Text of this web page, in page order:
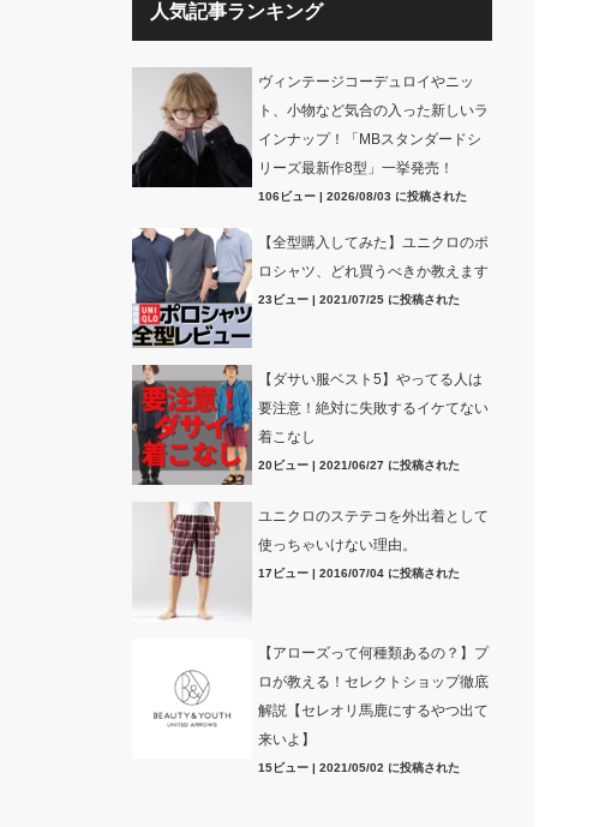
人気記事ランキング
ヴィンテージコーデュロイやニッ
ト、小物など気合の入った新しいラ
インナップ！「MBスタンダードシ
リーズ最新作8型」一挙発売！
106ビュー| 2026/08/03 に投稿された
【全型購入してみた】ユニクロのポ
ロシャツ、どれ買うべきか教えます
23ビュー| 2021/07/25 に投稿された
【ダサい服ベスト5】やってる人は
要注意！絶対に失敗するイケてない
着こなし
20ビュー| 2021/06/27 に投稿された
ユニクロのステテコを外出着として
使っちゃいけない理由。
17ビュー| 2016/07/04 に投稿された
【アローズって何種類あるの？】プ
ロが教える！セレクトショップ徹底
解説【セレオリ馬鹿にするやつ出て
来いよ】
15ビュー| 2021/05/02 に投稿された